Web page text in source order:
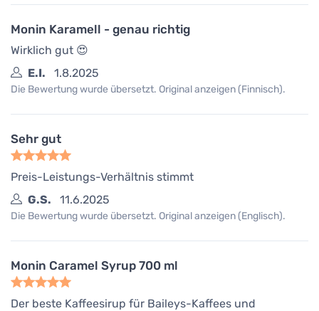
Monin Karamell - genau richtig
Wirklich gut 😍
E.I.
1.8.2025
Die Bewertung wurde übersetzt. Original anzeigen (Finnisch).
Sehr gut
Preis-Leistungs-Verhältnis stimmt
G.S.
11.6.2025
Die Bewertung wurde übersetzt. Original anzeigen (Englisch).
Monin Caramel Syrup 700 ml
Der beste Kaffeesirup für Baileys-Kaffees und